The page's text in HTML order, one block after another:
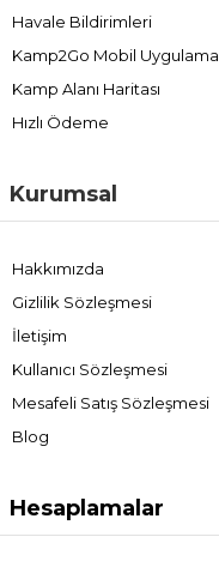
Havale Bildirimleri
Kamp2Go Mobil Uygulama
Kamp Alanı Haritası
Hızlı Ödeme
Kurumsal
Hakkımızda
Gizlilik Sözleşmesi
İletişim
Kullanıcı Sözleşmesi
Mesafeli Satış Sözleşmesi
Blog
Hesaplamalar